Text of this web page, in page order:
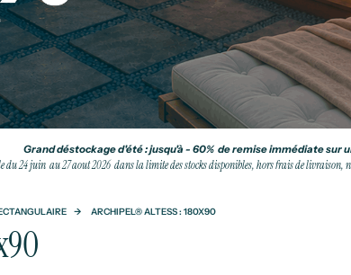
Grand déstockage d'été : jusqu'à - 60% de remise immédiate sur
du 24 juin au 27 aout 2026 dans la limite des stocks disponibles, hors frais de livraison,
ARCHIPEL® ALTESS : 180X90